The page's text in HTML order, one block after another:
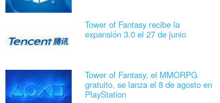
Tower of Fantasy recibe la
expansión 3.0 el 27 de junio
Tower of Fantasy, el MMORPG
gratuito, se lanza el 8 de agosto en
PlayStation